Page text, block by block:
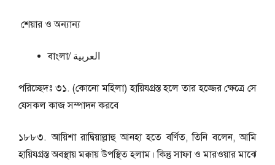
শেয়ার ও অন্যান্য
বাংলা/ العربية
পরিচ্ছেদঃ ৩১. (কোনো মহিলা) হায়িযগ্রস্ত হলে তার হজ্জের ক্ষেত্রে সে
যেসকল কাজ সম্পাদন করবে
১৮৮৩. আয়িশা রাদ্বিয়াল্লাহু আনহা হতে বর্ণিত, তিনি বলেন, আমি
হায়িযগ্রস্ত অবস্থায় মক্কায় উপস্থিত হলাম। কিন্তু সাফা ও মারওয়ার মাঝে